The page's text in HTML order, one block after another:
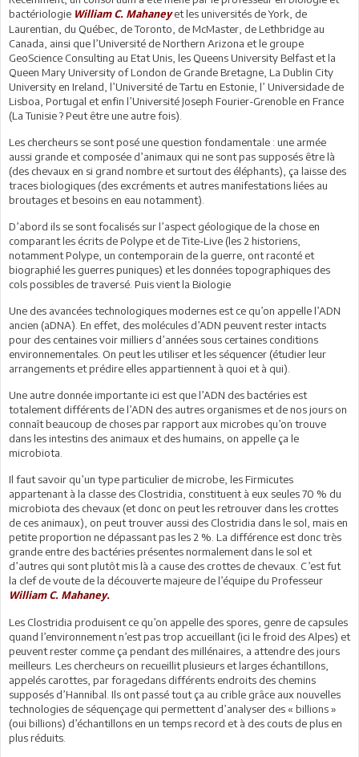
bactériologie William C. Mahaneyet les universités de York, de
Laurentian, du Québec, de Toronto, de McMaster, de Lethbridge au
Canada, ainsi que l’Université de Northern Arizona et le groupe
GeoScience Consulting au Etat Unis, les Queens University Belfast et la
Queen Mary University of London de Grande Bretagne, La Dublin City
University en Ireland, l’Université de Tartu en Estonie, l’ Universidade de
Lisboa, Portugal et enfin l’Université Joseph Fourier-Grenoble en France
(La Tunisie ? Peut être une autre fois).
Les chercheurs se sont posé une question fondamentale : une armée
aussi grande et composée d’animaux qui ne sont pas supposés être là
(des chevaux en si grand nombre et surtout des éléphants), ça laisse des
traces biologiques (des excréments et autres manifestations liées au
broutages et besoins en eau notamment).
D’abord ils se sont focalisés sur l’aspect géologique de la chose en
comparant les écrits de Polype et de Tite-Live (les 2 historiens,
notamment Polype, un contemporain de la guerre, ont raconté et
biographié les guerres puniques) et les données topographiques des
cols possibles de traversé. Puis vient la Biologie
Une des avancées technologiques modernes est ce qu’on appelle l’ADN
ancien (aDNA). En effet, des molécules d’ADN peuvent rester intacts
pour des centaines voir milliers d’années sous certaines conditions
environnementales. On peut les utiliser et les séquencer (étudier leur
arrangements et prédire elles appartiennent à quoi et à qui).
Une autre donnée importante ici est que l’ADN des bactéries est
totalement différents de l’ADN des autres organismes et de nos jours on
connaît beaucoup de choses par rapport aux microbes qu’on trouve
dans les intestins des animaux et des humains, on appelle ça le
microbiota.
Il faut savoir qu’un type particulier de microbe, les Firmicutes
appartenant à la classe des Clostridia, constituent à eux seules 70 % du
microbiota des chevaux (et donc on peut les retrouver dans les crottes
de ces animaux), on peut trouver aussi des Clostridia dans le sol, mais en
petite proportion ne dépassant pas les 2 %. La différence est donc très
grande entre des bactéries présentes normalement dans le sol et
d’autres qui sont plutôt mis là a cause des crottes de chevaux. C’est fut
la clef de voute de la découverte majeure de l’équipe du Professeur
William C. Mahaney.
Les Clostridia produisent ce qu’on appelle des spores, genre de capsules
quand l’environnement n’est pas trop accueillant (ici le froid des Alpes) et
peuvent rester comme ça pendant des millénaires, a attendre des jours
meilleurs. Les chercheurs on recueillit plusieurs et larges échantillons,
appelés carottes, par foragedans différents endroits des chemins
supposés d’Hannibal. Ils ont passé tout ça au crible grâce aux nouvelles
technologies de séquençage qui permettent d’analyser des « billions »
(oui billions) d’échantillons en un temps record et à des couts de plus en
plus réduits.